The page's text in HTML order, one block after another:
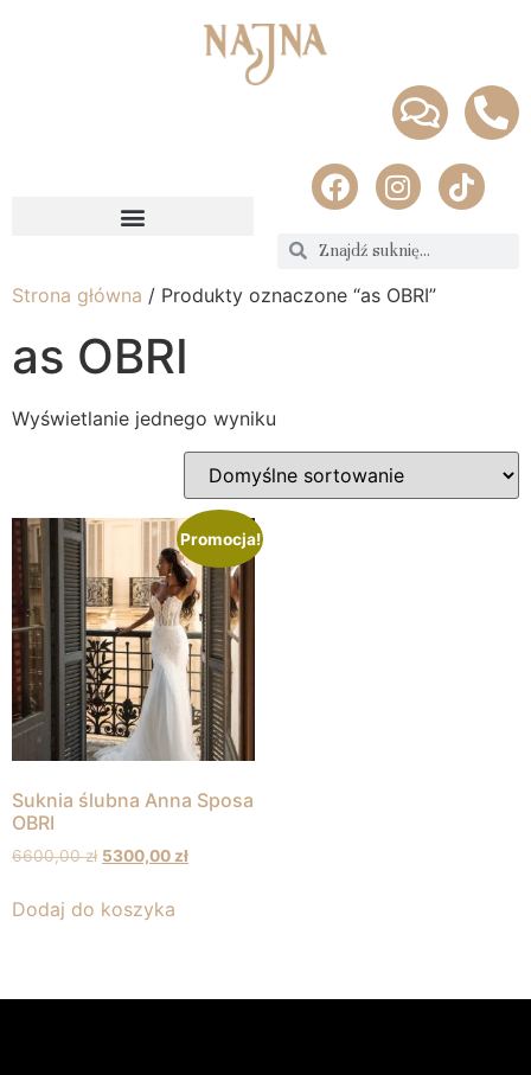
Strona główna / Produkty oznaczone “as OBRI”
as OBRI
Wyświetlanie jednego wyniku
Promocja!
Suknia ślubna Anna Sposa
OBRI
6600,00zł 5300,00zł
Dodaj do koszyka